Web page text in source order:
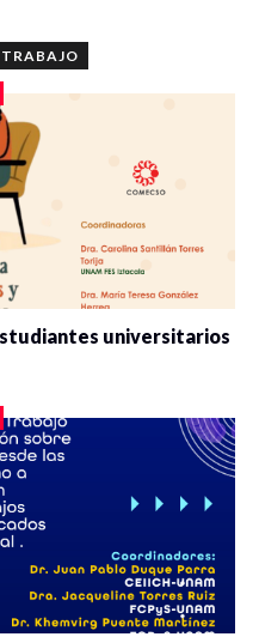
TRABAJO
universitarios